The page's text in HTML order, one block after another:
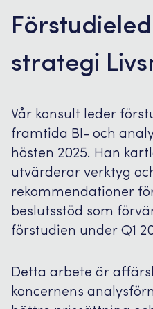
strategi
Vår konsult leder
framtida BI- och
hösten 2025. Han
utvärderar verktyg
rekommendationer
beslutsstöd som
förstudien under Q1
Detta arbete är
koncernens